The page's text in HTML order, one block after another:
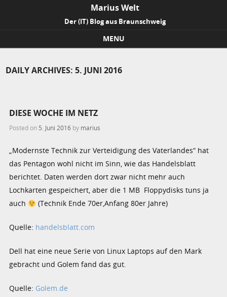
Marius Welt
Der (IT) Blog aus Braunschweig
MENU
DAILY ARCHIVES:5. JUNI 2016
DIESE WOCHE IM NETZ
Posted on 5. Juni 2016 by marius
„Modernste Technik zur Verteidigung des Vaterlandes“ hat
das Pentagon wohl nicht im Sinn, wie das Handelsblatt
berichtet. Daten werden dort zwar nicht mehr auch
Lochkarten gespeichert, aber die 1 MB Floppydisks tuns ja
auch
(Technik Ende 70er,Anfang 80er Jahre)
Quelle: handelsblatt.com
Dell hat eine neue Serie von Linux Laptops auf den Mark
gebracht und Golem fand das gut.
Quelle: Golem.de